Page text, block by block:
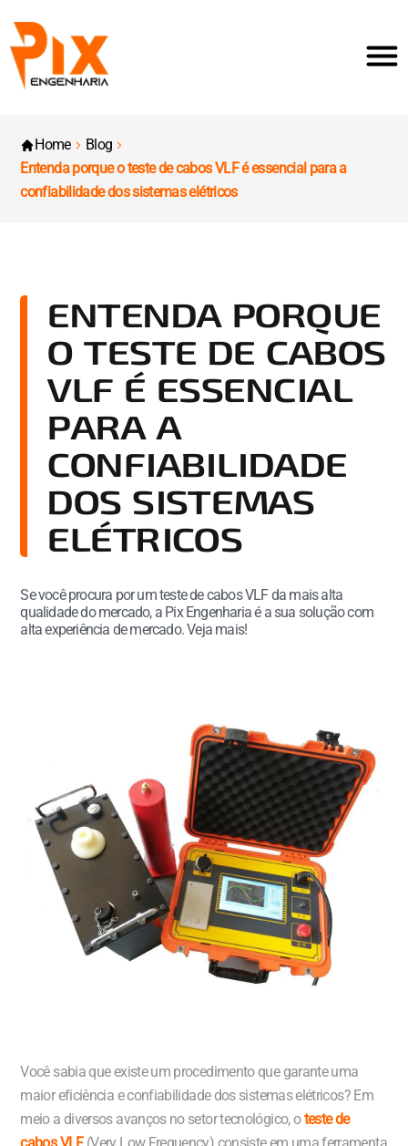
Home
Blog
Entenda porque o teste de cabos VLF é essencial para a
confiabilidade dos sistemas elétricos
ENTENDA PORQUE
O TESTE DE CABOS
VLF É ESSENCIAL
PARA A
CONFIABILIDADE
DOS SISTEMAS
ELÉTRICOS
Se você procura por um teste de cabos VLF da mais alta
qualidade do mercado, a Pix Engenharia é a sua solução com
alta experiência de mercado. Veja mais!
Você sabia que existe um procedimento que garante uma
maior eficiência e confiabilidade dos sistemas elétricos? Em
meio a diversos avanços no setor tecnológico, oteste de
cabos VLF(Very Low Frequency) consiste em uma ferramenta